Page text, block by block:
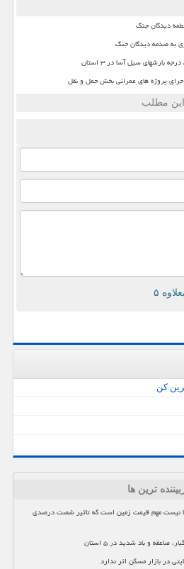
دیدگان جنگ
به صدمه دیدگان جنگ
پروژه های عمرانی بخش حمل و نقل
این مطلب
کن
ترین ها
نیست مهم قیمت زمین است که تاثیر شصت درصدی
و باد شدید در ۵ استان
در بازار مسکن اثر ندارد